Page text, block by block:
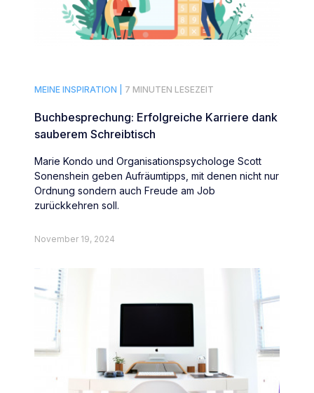
MEINE INSPIRATION | 7 MINUTEN LESEZEIT
Buchbesprechung: Erfolgreiche Karriere dank
sauberem Schreibtisch
Marie Kondo und Organisationspsychologe Scott
Sonenshein geben Aufräumtipps, mit denen nicht nur
Ordnung sondern auch Freude am Job
zurückkehren soll.
November 19, 2024